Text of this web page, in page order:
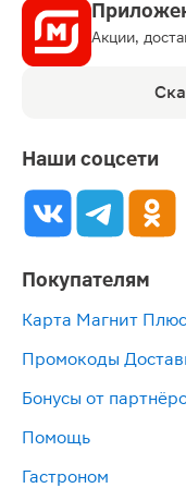
Акции,
Наши соцсети
Покупателям
Карта Магнит Плюс
Промокоды
Бонусы от
Помощь
Гастроном